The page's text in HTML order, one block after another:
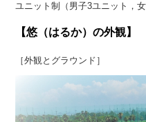
ユニット制（男子3ユニット，女
【悠（はるか）の外観】
［外観とグラウンド］